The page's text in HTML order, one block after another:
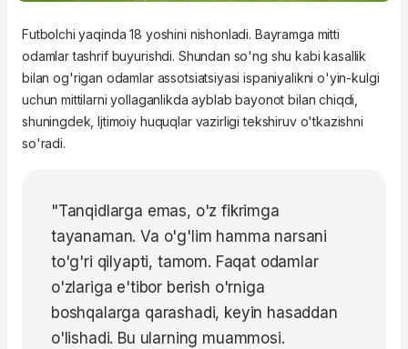
Futbolchi yaqinda 18 yoshini nishonladi. Bayramga mitti
odamlar tashrif buyurishdi. Shundan so'ng shu kabi kasallik
bilan og'rigan odamlar assotsiatsiyasi ispaniyalikni o'yin-kulgi
uchun mittilarni yollaganlikda ayblab bayonot bilan chiqdi,
shuningdek, Ijtimoiy huquqlar vazirligi tekshiruv o'tkazishni
so'radi.
"Tanqidlarga emas, o'z fikrimga
tayanaman. Va o'g'lim hamma narsani
to'g'ri qilyapti, tamom. Faqat odamlar
o'zlariga e'tibor berish o'rniga
boshqalarga qarashadi, keyin hasaddan
o'lishadi. Bu ularning muammosi.